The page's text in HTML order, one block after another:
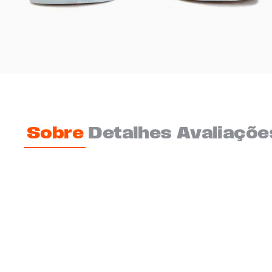
Sobre Detalhes